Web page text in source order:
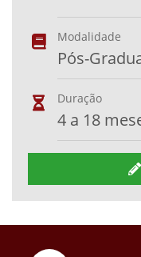
Modalidade
Pós-
Duração
4 a 18